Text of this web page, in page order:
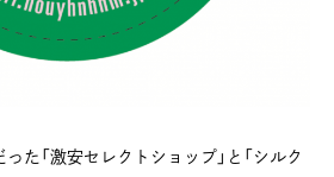
った「激安セレクトショップ」と「シルク